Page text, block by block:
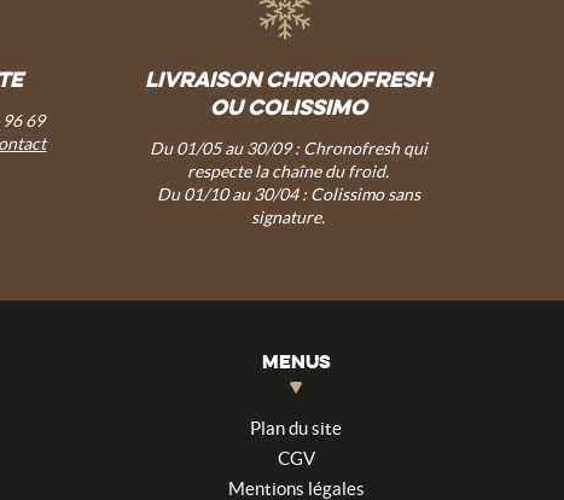
96 69
LIVRAISON CHRONOFRESH
OU COLISSIMO
Du 01/05 au 30/09 : Chronofresh qui
respecte la chaîne du froid.
Du 01/10 au 30/04 : Colissimo sans
signature.
MENUS
Plan du site
CGV
Mentions légales